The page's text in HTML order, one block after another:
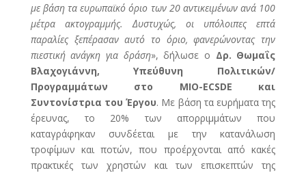
με βάση τα ευρωπαϊκό όριο των 20 αντικειμένων ανά 100
μέτρα ακτογραμμής. Δυστυχώς, οι υπόλοιπες επτά
παραλίες ξεπέρασαν αυτό το όριο, φανερώνοντας την
πιεστική ανάγκη για δράση», δήλωσε ο Δρ. Θωμαΐς
Βλαχογιάννη, Υπεύθυνη Πολιτικών/
Προγραμμάτων στο MIO-ECSDE και
Συντονίστρια του Έργου. Με βάση τα ευρήματα της
έρευνας, το 20% των απορριμμάτων που
καταγράφηκαν συνδέεται με την κατανάλωση
τροφίμων και ποτών, που προέρχονται από κακές
πρακτικές των χρηστών και των επισκεπτών της